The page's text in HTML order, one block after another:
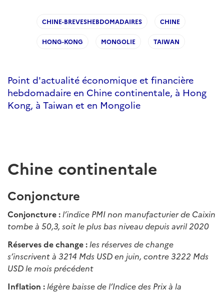
CHINE-BREVESHEBDOMADAIRES CHINE
HONG-KONG MONGOLIE TAIWAN
Point d'actualité économique et financière
hebdomadaire en Chine continentale, à Hong
Kong, à Taiwan et en Mongolie
Chine continentale
Conjoncture
Conjoncture : l’indice PMI non manufacturier de Caixin
tombe à 50,3, soit le plus bas niveau depuis avril 2020
Réserves de change : les réserves de change
s’inscrivent à 3214 Mds USD en juin, contre 3222 Mds
USD le mois précédent
Inflation : légère baisse de l’Indice des Prix à la